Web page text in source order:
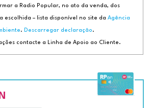
a Radio Popular, no ato da venda, dos
escolhida – lista disponível no site da Agência
. Descarregar declaração.
contacte a Linha de Apoio ao Cliente.